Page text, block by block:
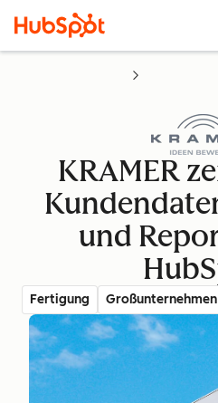
KRAMER
und
Fertigung